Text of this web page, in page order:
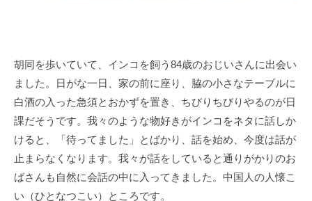
胡同を歩いていて、インコを飼う 84歳のおじいさんに出会い
ました。日がな一日、家の前に座り、脇の小さなテーブルに
白酒の入った急須とおかずを置き、ちびりちびりやるのが日
課だそうです。我々のような物好きがインコをネタに話しか
けると、「待ってました」とばかり、話を始め、今度は話が
止まらなくなります。我々が話をしていると通りがかりのお
ばさんも自然に会話の中に入ってきました。中国人の人懐こ
い（ひとなつこい）ところです。